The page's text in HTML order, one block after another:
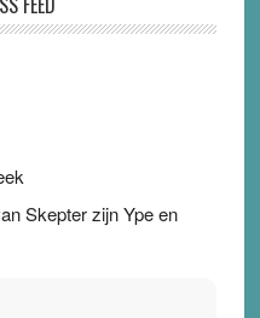
Skepter zijn Ype en